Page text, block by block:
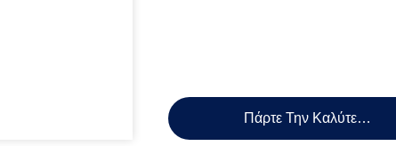
Πάρτε Την Καλύτερη